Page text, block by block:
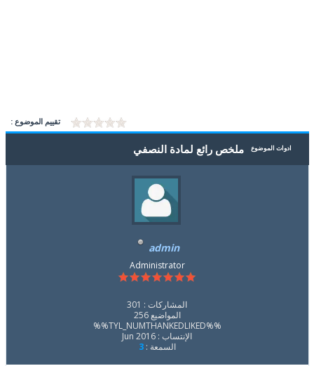
تقييم الموضوع :
ادوات الموضوع ملخص رائع لمادة النصفي
admin
Administrator
المشاركات : 301
المواضيع 256
%%TYL_NUMTHANKEDLIKED%%
الإنتساب : Jun 2016
السمعة :3